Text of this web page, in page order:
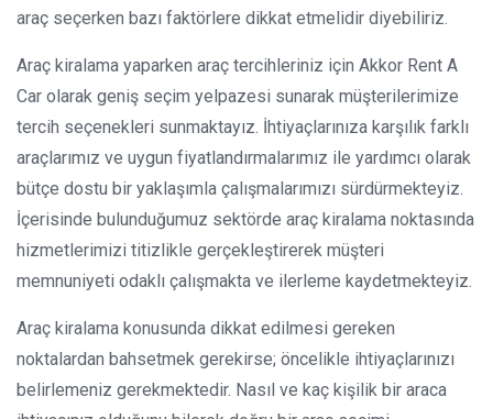
araç seçerken bazı faktörlere dikkat etmelidir diyebiliriz.
Araç kiralama yaparken araç tercihleriniz için Akkor Rent A
Car olarak geniş seçim yelpazesi sunarak müşterilerimize
tercih seçenekleri sunmaktayız. İhtiyaçlarınıza karşılık farklı
araçlarımız ve uygun fiyatlandırmalarımız ile yardımcı olarak
bütçe dostu bir yaklaşımla çalışmalarımızı sürdürmekteyiz.
İçerisinde bulunduğumuz sektörde araç kiralama noktasında
hizmetlerimizi titizlikle gerçekleştirerek müşteri
memnuniyeti odaklı çalışmakta ve ilerleme kaydetmekteyiz.
Araç kiralama konusunda dikkat edilmesi gereken
noktalardan bahsetmek gerekirse; öncelikle ihtiyaçlarınızı
belirlemeniz gerekmektedir. Nasıl ve kaç kişilik bir araca